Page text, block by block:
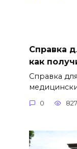
Справка
как
Справка
0 827